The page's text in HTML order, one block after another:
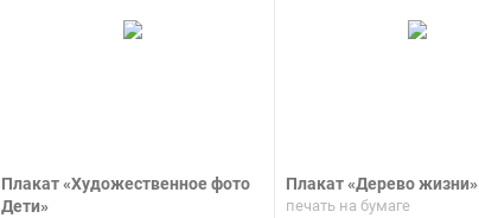
Плакат «Художественное фото
Дети»
Плакат «Дерево жизни»
печать на бумаге